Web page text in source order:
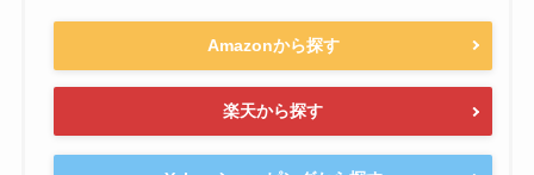
Amazonから探す
楽天から探す